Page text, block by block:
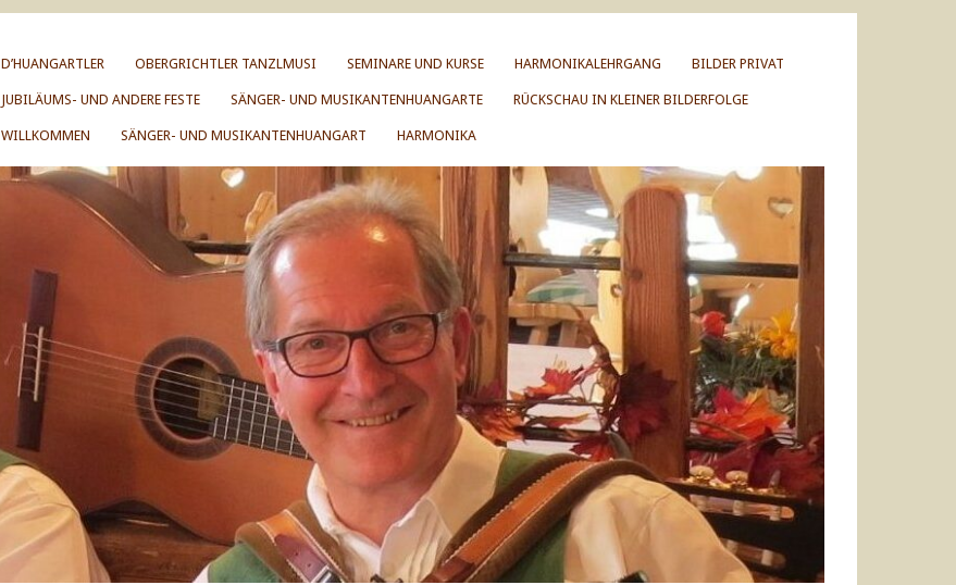
D’HUANGARTLER OBERGRICHTLER TANZLMUSI SEMINARE UND KURSE HARMONIKALEHRGANG BILDER PRIVAT
JUBILÄUMS- UND ANDERE FESTE SÄNGER- UND MUSIKANTENHUANGARTE RÜCKSCHAU IN KLEINER BILDERFOLGE
WILLKOMMEN SÄNGER- UND MUSIKANTENHUANGART HARMONIKA